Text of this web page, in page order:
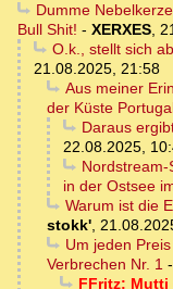
Dumme
Bull Shit! - XERXES,
O.k., stellt sich
21.08.2025, 21:58
Aus meiner
der Küste
Daraus
22.08.2025,
Nordstream-
in der Ostsee
Warum ist die
stokk',
Um jeden
Verbrechen Nr. 1 -
FFritz: Mutti